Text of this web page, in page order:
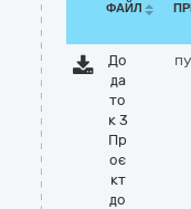
ФАЙЛ
До
да
то
к 3
Пр
оє
кт
до